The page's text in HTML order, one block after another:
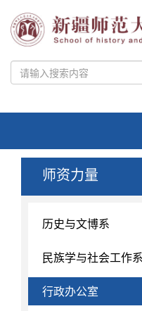
师资力量
历史与文博系
民族学与社会工作系
行政办公室